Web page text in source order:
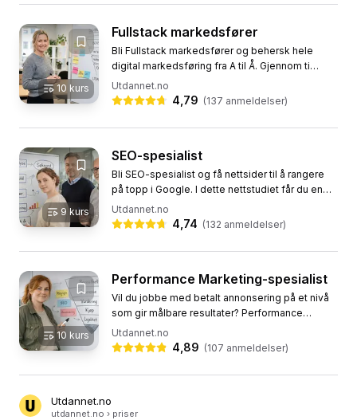
10 kurs
Fullstack markedsfører
Bli Fullstack markedsfører og behersk hele
digital markedsføring fra A til Å. Gjennom ti
praktiske nettkurs får du komplett opplæring i
det som faktisk driver...
Utdannet.no
4,79 (137 anmeldelser)
9 kurs
SEO-spesialist
Bli SEO-spesialist og få nettsider til å rangere
på topp i Google. I dette nettstudiet får du en
komplett utdanning i søkemotoroptimalisering,
fra...
Utdannet.no
4,74 (132 anmeldelser)
10 kurs
Performance Marketing-spesialist
Vil du jobbe med betalt annonsering på et nivå
som gir målbare resultater? Performance
Marketing-spesialist er nettstudiet for deg som
vil mestre hele...
Utdannet.no
4,89 (107 anmeldelser)
Utdannet.no
utdannet.no › priser